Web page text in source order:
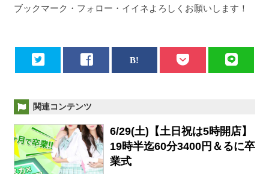
ブックマーク・フォロー・イイネよろしくお願いします！
関連コンテンツ
6/29(土)【土日祝は5時開店】
19時半迄60分3400円＆るに卒
業式